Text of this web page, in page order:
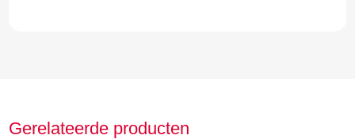
Gerelateerde producten